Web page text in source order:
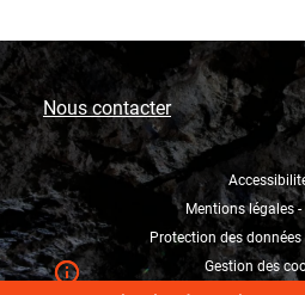
Nous contacter
Mentions légales
Protection des
Gestion des